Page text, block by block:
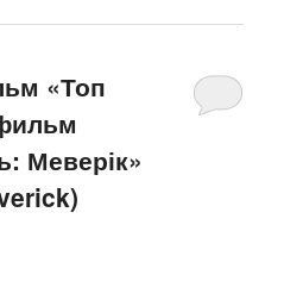
«Топ
Меверік»